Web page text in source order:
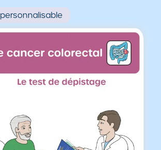
personnalisable